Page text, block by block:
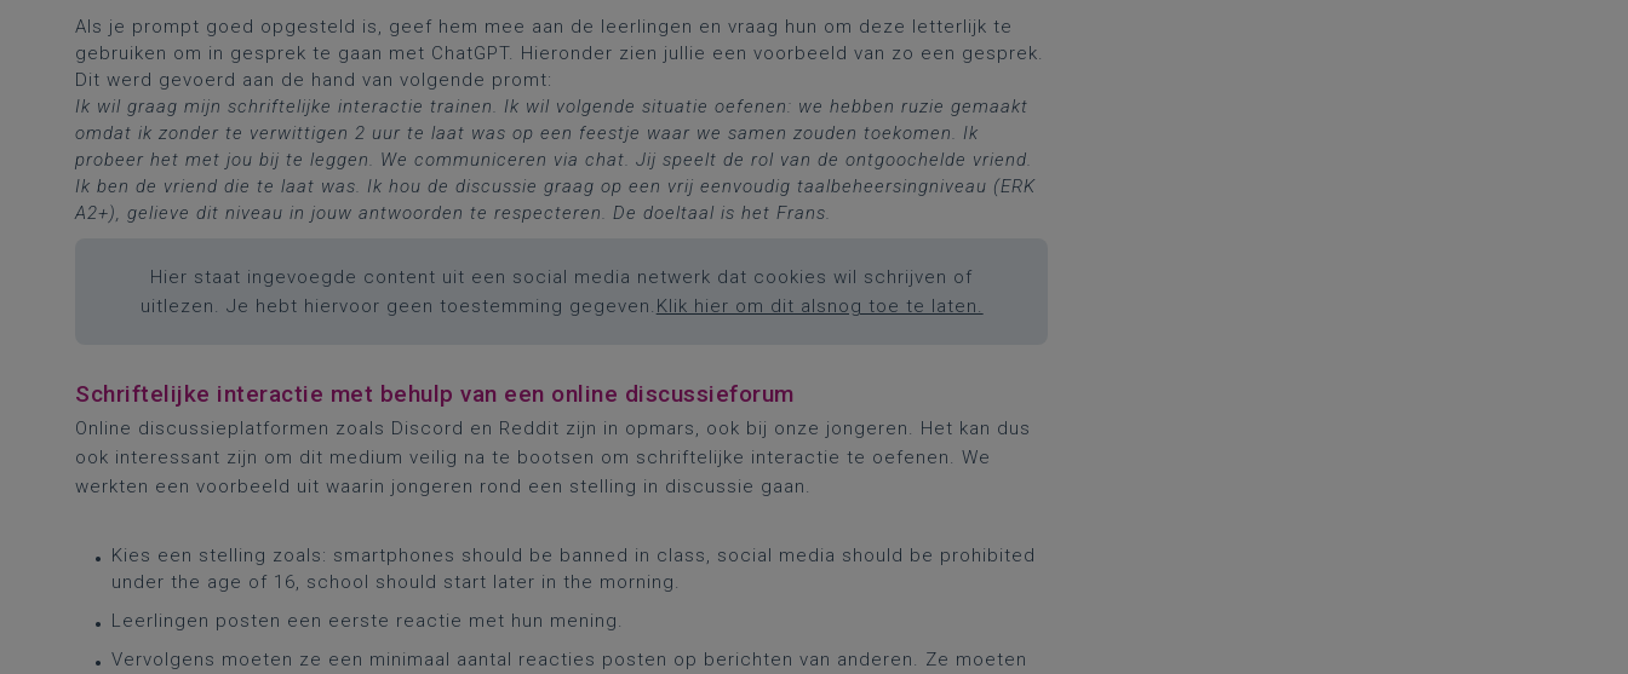
Als je prompt goed opgesteld is, geef hem mee aan de leerlingen en vraag hun om deze letterlijk te
gebruiken om in gesprek te gaan met ChatGPT. Hieronder zien jullie een voorbeeld van zo een gesprek.
Dit werd gevoerd aan de hand van volgende promt:
Ik wil graag mijn schriftelijke interactie trainen. Ik wil volgende situatie oefenen: we hebben ruzie gemaakt
omdat ik zonder te verwittigen 2 uur te laat was op een feestje waar we samen zouden toekomen. Ik
probeer het met jou bij te leggen. We communiceren via chat. Jij speelt de rol van de ontgoochelde vriend.
Ik ben de vriend die te laat was. Ik hou de discussie graag op een vrij eenvoudig taalbeheersingniveau (ERK
A2+), gelieve dit niveau in jouw antwoorden te respecteren. De doeltaal is het Frans.
Hier staat ingevoegde content uit een social media netwerk dat cookies wil schrijven of
uitlezen. Je hebt hiervoor geen toestemming gegeven. Klik hier om dit alsnog toe te laten.
Schriftelijke interactie met behulp van een online discussieforum
Online discussieplatformen zoals Discord en Reddit zijn in opmars, ook bij onze jongeren. Het kan dus
ook interessant zijn om dit medium veilig na te bootsen om schriftelijke interactie te oefenen. We
werkten een voorbeeld uit waarin jongeren rond een stelling in discussie gaan.
Kies een stelling zoals: smartphones should be banned in class, social media should be prohibited
under the age of 16, school should start later in the morning.
Leerlingen posten een eerste reactie met hun mening.
Vervolgens moeten ze een minimaal aantal reacties posten op berichten van anderen. Ze moeten